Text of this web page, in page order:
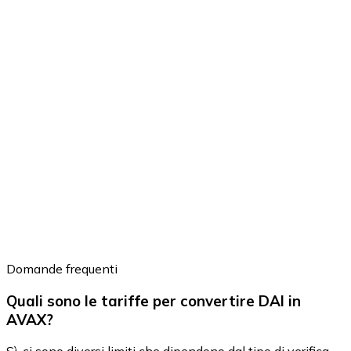
Domande frequenti
Quali sono le tariffe per convertire DAI in
AVAX?